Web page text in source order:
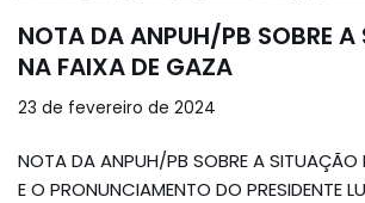
NOTA DA ANPUH/PB SOBRE
NA FAIXA DE GAZA
23 de fevereiro de 2024
NOTA DA ANPUH/PB SOBRE A SITUAÇÃO
E O PRONUNCIAMENTO DO PRESIDENTE